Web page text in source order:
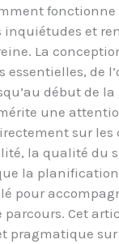
inquiétudes et
La
essentielles, de
début de la
une
sur les
la qualité du
la
pour
parcours. Cet
pragmatique sur